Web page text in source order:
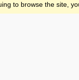
to browse the site,